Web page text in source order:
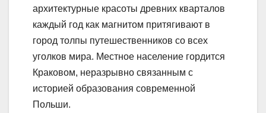
архитектурные красоты древних кварталов
каждый год как магнитом притягивают в
город толпы путешественников со всех
уголков мира. Местное население гордится
Краковом, неразрывно связанным с
историей образования современной
Польши.